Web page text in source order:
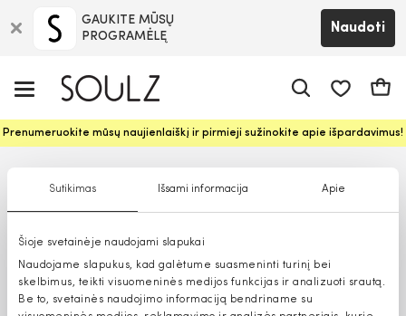
Sutikimas Išsami informacija Apie
Šioje svetainėje naudojami slapukai
Naudojame slapukus, kad galėtume suasmeninti turinį bei
skelbimus, teikti visuomeninės medijos funkcijas ir analizuoti srautą.
Be to, svetainės naudojimo informaciją bendriname su
GAUKITE MŪSŲ
PROGRAMĖLĘ
Naudoti
Prenumeruokite mūsų naujienlaiškį ir pirmieji sužinokite apie išpardavimus!